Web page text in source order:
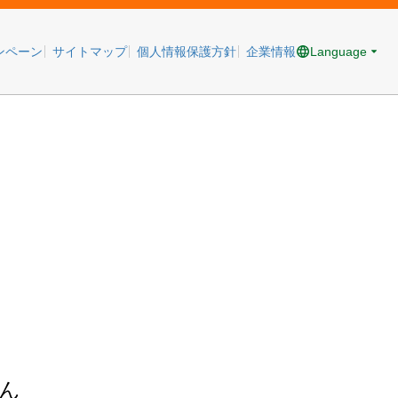
ペーン サイトマップ 個人情報保護方針 企業情報 Language